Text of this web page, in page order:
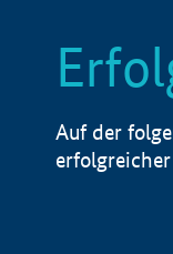
Auf der